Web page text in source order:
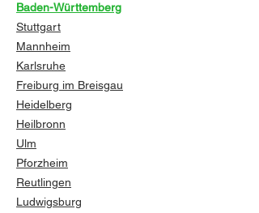
Baden-Württemberg
Stuttgart
Mannheim
Karlsruhe
Freiburg im Breisgau
Heidelberg
Heilbronn
Ulm
Pforzheim
Reutlingen
Ludwigsburg